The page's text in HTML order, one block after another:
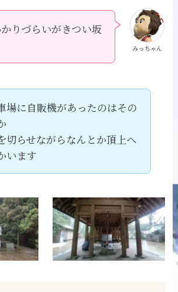
みっちゃん
りづらいがきつい坂
場に自販機があったのはその
切らせながらなんとか頂上へ
います